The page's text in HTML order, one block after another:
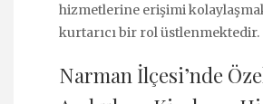
hizmetlerine erişimi
kurtarıcı bir rol üstlenmektedir.
Narman İlçesi’nde